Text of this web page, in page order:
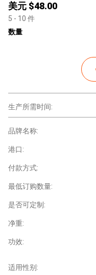
美元 $48.00
5 - 10 件
数量
生产所需时间:
品牌名称:
港口:
付款方式:
最低订购数量:
是否可定制:
净重:
功效:
适用性别: